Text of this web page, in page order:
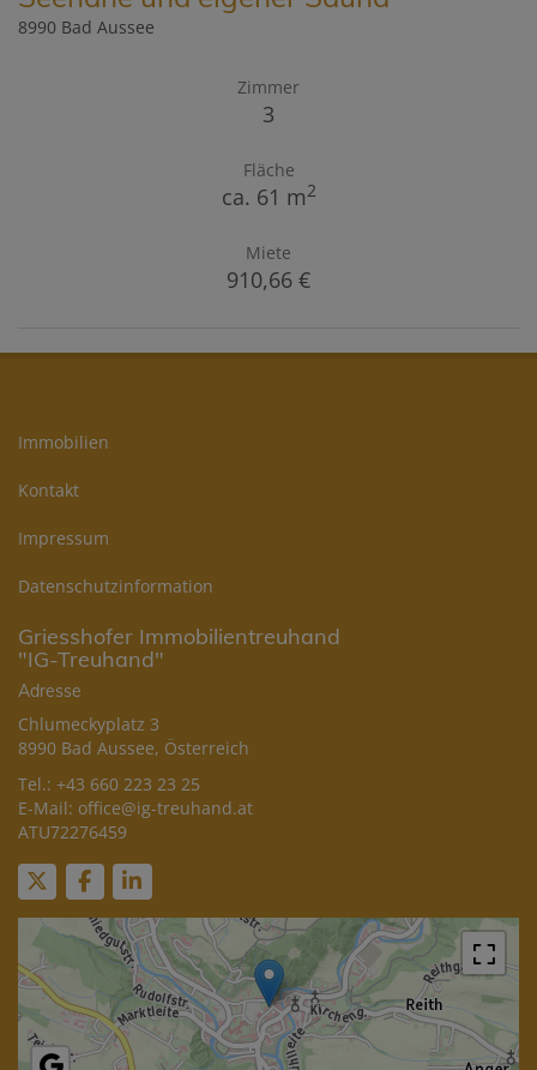
8990 Bad Aussee
Zimmer
3
Fläche
ca. 61 m2
Miete
910,66 €
Immobilien
Kontakt
Impressum
Datenschutzinformation
Griesshofer Immobilientreuhand
"IG-Treuhand"
Adresse
Chlumeckyplatz 3
8990 Bad Aussee, Österreich
Tel.: +43 660 223 23 25
E-Mail: office@ig-treuhand.at
ATU72276459